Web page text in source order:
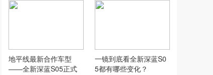
地平线最新合作车型
——全新深蓝S05正式
一镜到底看全新深蓝S0
5都有哪些变化？